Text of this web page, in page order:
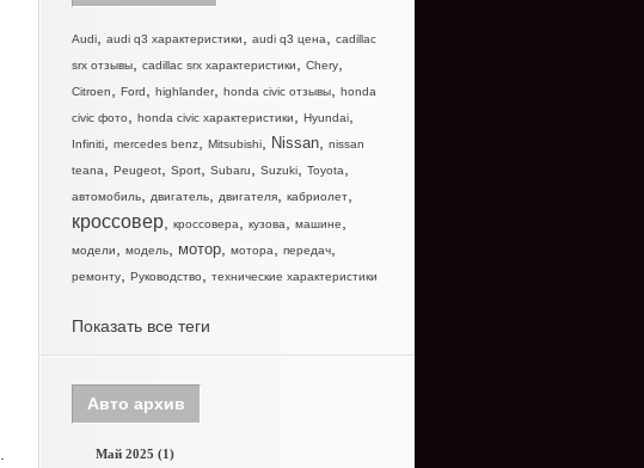
Audi audi q3 характеристики audi q3 цена
cadillac
srx отзывы
cadillac srx характеристики Chery
Citroen Ford highlander, honda civic отзывы
honda
civic фото
honda civic характеристики Hyundai
Infiniti mercedes benz Mitsubishi Nissan
nissan
teana
Peugeot Sport Subaru Suzuki Toyota
автомобиль двигатель двигателя кабриолет
кроссовер кроссовера кузова машине
модели модель мотор мотора передач
ремонту Руководство технические характеристики
Показать все теги
Авто архив
Май 2025 (1)